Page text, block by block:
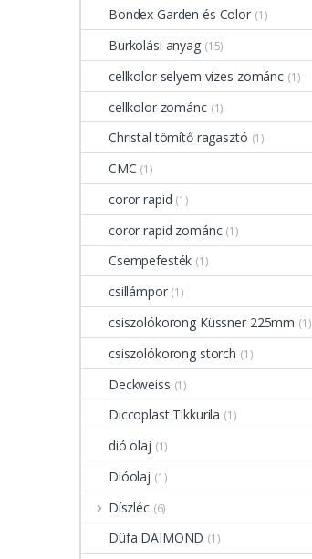
Bondex Garden és Color (1)
Burkolási anyag (15)
cellkolor selyem vizes zománc (1)
cellkolor zománc (1)
Christal tömítő ragasztó (1)
CMC (1)
coror rapid (1)
coror rapid zománc (1)
Csempefesték (1)
csillámpor (1)
csiszolókorong Küssner 225mm (1)
csiszolókorong storch (1)
Deckweiss (1)
Diccoplast Tikkurila (1)
dió olaj (1)
Dióolaj (1)
Díszléc (6)
Düfa DAIMOND (1)